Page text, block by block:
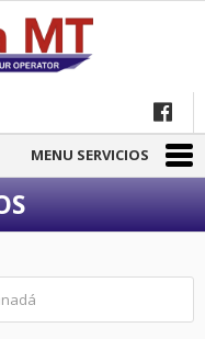
MENU SERVICIOS